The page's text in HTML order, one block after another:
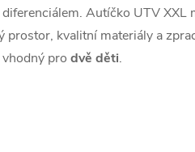
Autíčko UTV XXL
prostor, kvalitní materiály a
pro dvě děti.